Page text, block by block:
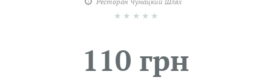
★
★
★
★
★
110 грн